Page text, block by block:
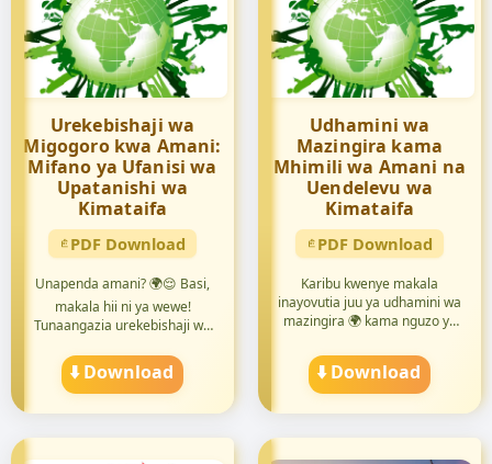
Urekebishaji wa
Migogoro kwa Amani:
Mifano ya Ufanisi wa
Upatanishi wa
Kimataifa
PDF Download
Unapenda amani? 🌍😌 Basi,
makala hii ni ya wewe!
Tunaangazia urekebishaji wa
⬇️ Download
Udhamini wa
Mazingira kama
Mhimili wa Amani na
Uendelevu wa
Kimataifa
PDF Download
Karibu kwenye makala
inayovutia juu ya udhamini wa
mazingira 🌍 kama nguzo ya
⬇️ Download